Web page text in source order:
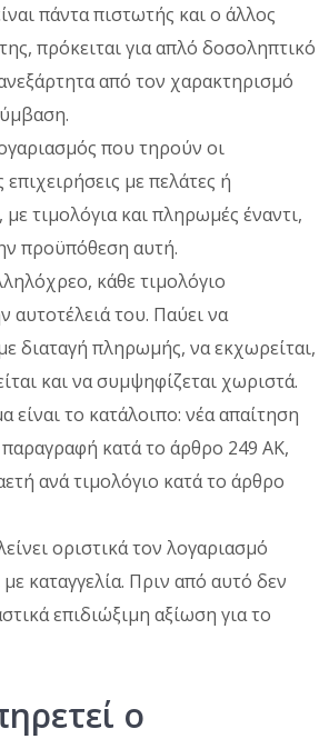
πάντα πιστωτής και ο άλλος
πρόκειται για απλό δοσοληπτικό
από τον χαρακτηρισμό
που τηρούν οι
με πελάτες ή
τιμολόγια και πληρωμές έναντι,
προϋπόθεση αυτή.
κάθε τιμολόγιο
αυτοτέλειά του. Παύει να
με διαταγή πληρωμής, να εκχωρείται,
και να συμψηφίζεται χωριστά.
είναι το κατάλοιπο: νέα απαίτηση
παραγραφή κατά το άρθρο 249 ΑΚ,
ανά τιμολόγιο κατά το άρθρο
οριστικά τον λογαριασμό
καταγγελία. Πριν από αυτό δεν
επιδιώξιμη αξίωση για το
ο